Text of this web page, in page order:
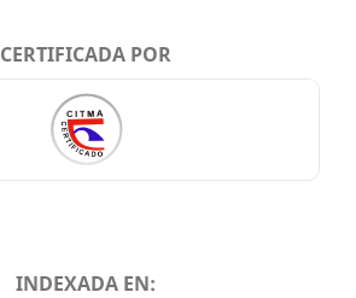
CERTIFICADA POR
INDEXADA EN: